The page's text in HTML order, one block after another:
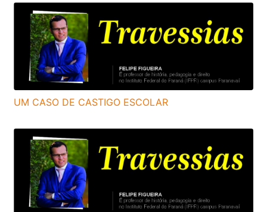
UM CASO DE CASTIGO ESCOLAR